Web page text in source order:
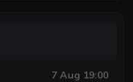
7 Aug 19:00